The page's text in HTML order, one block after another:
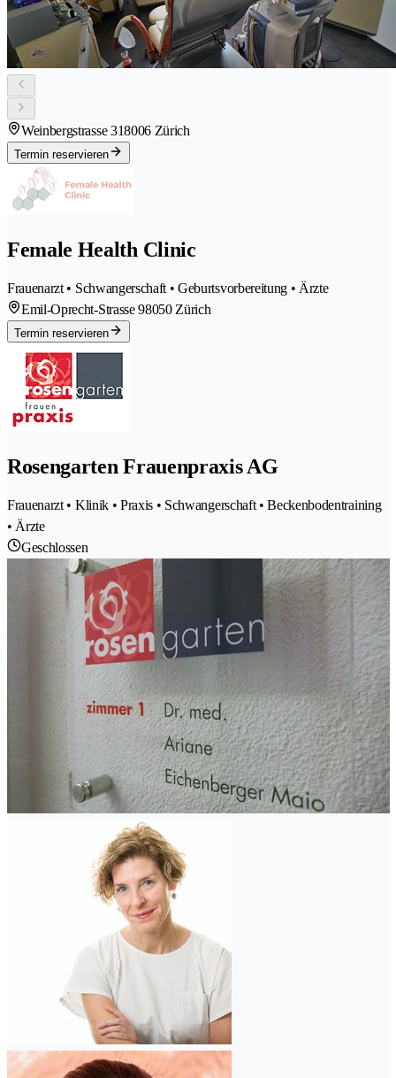
Weinbergstrasse 318006 Zürich
Termin reservieren
Female Health Clinic
Frauenarzt • Schwangerschaft • Geburtsvorbereitung • Ärzte
Emil-Oprecht-Strasse 98050 Zürich
Termin reservieren
Rosengarten Frauenpraxis AG
Frauenarzt • Klinik • Praxis • Schwangerschaft • Beckenbodentraining
• Ärzte
Geschlossen